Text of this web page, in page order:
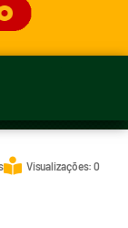
Visualizações: 0